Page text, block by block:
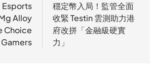
Alloy
Choice
穩定幣入局！監管全面
收緊 Testin 雲測助力港
府改拼「金融級硬實
力」